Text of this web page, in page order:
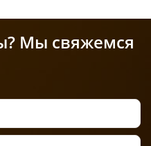
Мы свяжемся